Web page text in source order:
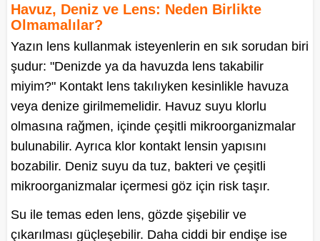
Havuz, Deniz ve Lens: Neden Birlikte
Olmamalılar?
Yazın lens kullanmak isteyenlerin en sık sorudan biri
şudur: "Denizde ya da havuzda lens takabilir
miyim?" Kontakt lens takılıyken kesinlikle havuza
veya denize girilmemelidir. Havuz suyu klorlu
olmasına rağmen, içinde çeşitli mikroorganizmalar
bulunabilir. Ayrıca klor kontakt lensin yapısını
bozabilir. Deniz suyu da tuz, bakteri ve çeşitli
mikroorganizmalar içermesi göz için risk taşır.
Su ile temas eden lens, gözde şişebilir ve
çıkarılması güçleşebilir. Daha ciddi bir endişe ise